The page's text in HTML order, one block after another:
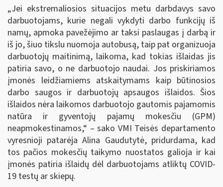
„Jei ekstremaliosios situacijos metu darbdavys savo
darbuotojams, kurie negali vykdyti darbo funkcijų iš
namų, apmoka pavežėjimo ar taksi paslaugas į darbą ir
iš jo, šiuo tikslu nuomoja autobusą, taip pat organizuoja
darbuotojų maitinimą, laikoma, kad tokias išlaidas jis
patiria savo, o ne darbuotojo naudai. Jos priskiriamos
įmonės leidžiamiems atskaitymams kaip būtinosios
darbo saugos ir darbuotojų apsaugos išlaidos. Šios
išlaidos nėra laikomos darbuotojo gautomis pajamomis
natūra ir gyventojų pajamų mokesčiu (GPM)
neapmokestinamos,“ – sako VMI Teisės departamento
vyresnioji patarėja Alina Gaudutytė, pridurdama, kad
tos pačios mokesčių taikymo nuostatos galioja ir kai
įmonės patiria išlaidų dėl darbuotojams atliktų COVID-
19 testų ar skiepų.